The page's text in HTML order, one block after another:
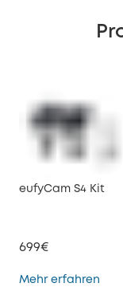
eufyCam S4 Kit
699€
Mehr erfahren